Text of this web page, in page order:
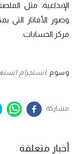
الإبداعية، مثل
مركز الحسابات.
وسوم :انستجرام
مشاركة
أخبار متعلقة